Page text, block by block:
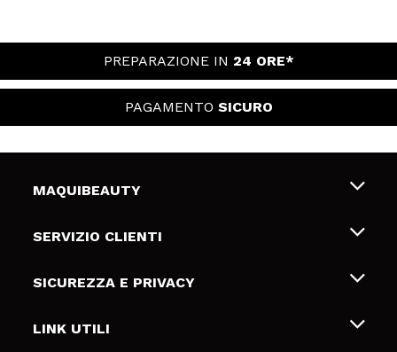
PREPARAZIONE IN 24 ORE*
PAGAMENTO SICURO
MAQUIBEAUTY
Chi siamo
Gift Cards
SERVIZIO CLIENTI
Spedizioni & Resi
Metodi di pagamamento
SICUREZZA E PRIVACY
Termini e condizioni
LINK UTILI